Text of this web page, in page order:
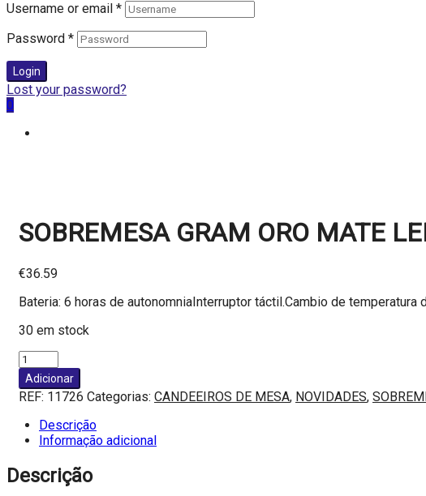
Username or email *
Password *
Login
Lost your password?
0
SOBREMESA GRAM ORO MATE
€36.59
Bateria: 6 horas de autonomniaInterruptor táctil.Cambio de temperatura
30 em stock
Quantidade
de
SOBREMESA
GRAM
ORO
MATE
LED
-
Adicionar
REF: 11726 Categorias: CANDEEIROS DE MESA, NOVIDADES,
Descrição
Informação adicional
Descrição